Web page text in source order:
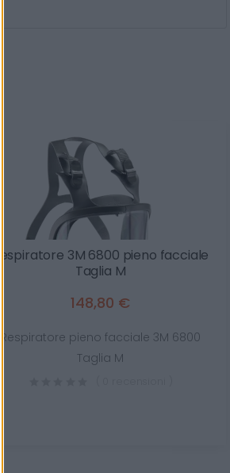
Respiratore 3M 6800 pieno facciale
Taglia M
148,80 €
Respiratore pieno facciale 3M 6800
Taglia M